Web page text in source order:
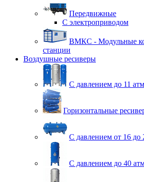
Передвижные
С электроприводом
ВМКС - Модульные
станции
Воздушные ресиверы
С давлением до 11
Горизонтальные
С давлением от 16 до
С давлением до 40